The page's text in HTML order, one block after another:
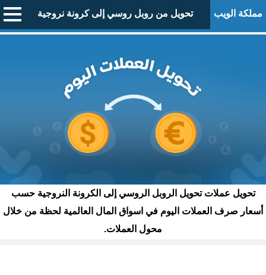
مملكة الويب تحويل من روبل روسي إلى كرونة نروجية
تحويل عملات تحويل الروبل الروسي إلى الكرونة النروجية حسب
أسعار صرف العملات اليوم في اسواق المال العالمية لحظة من خلال
محول العملات.